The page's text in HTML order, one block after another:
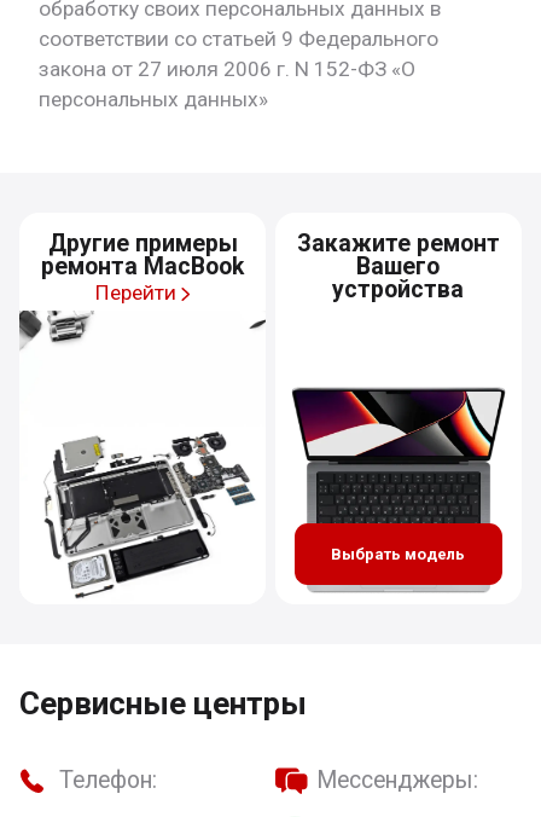
обработку своих персональных данных в
соответствии со статьей 9 Федерального
закона от 27 июля 2006 г. N 152-ФЗ «О
персональных данных»
Другие примеры
ремонта MacBook
Перейти
Закажите ремонт
Вашего
устройства
Выбрать модель
Сервисные центры
Телефон:
Мессенджеры: